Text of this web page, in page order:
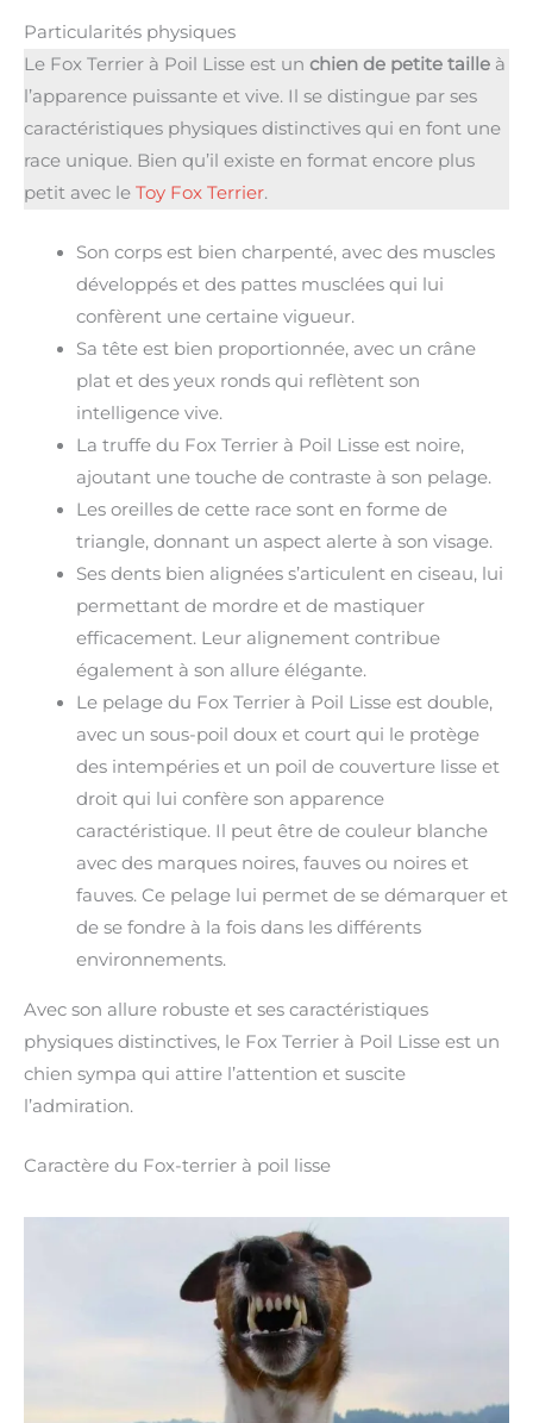
Particularités physiques
Le Fox Terrier à Poil Lisse est un chien de petite taille à
l’apparence puissante et vive. Il se distingue par ses
caractéristiques physiques distinctives qui en font une
race unique. Bien qu’il existe en format encore plus
petit avec le Toy Fox Terrier.
Son corps est bien charpenté, avec des muscles
développés et des pattes musclées qui lui
confèrent une certaine vigueur.
Sa tête est bien proportionnée, avec un crâne
plat et des yeux ronds qui reflètent son
intelligence vive.
La truffe du Fox Terrier à Poil Lisse est noire,
ajoutant une touche de contraste à son pelage.
Les oreilles de cette race sont en forme de
triangle, donnant un aspect alerte à son visage.
Ses dents bien alignées s’articulent en ciseau, lui
permettant de mordre et de mastiquer
efficacement. Leur alignement contribue
également à son allure élégante.
Le pelage du Fox Terrier à Poil Lisse est double,
avec un sous-poil doux et court qui le protège
des intempéries et un poil de couverture lisse et
droit qui lui confère son apparence
caractéristique. Il peut être de couleur blanche
avec des marques noires, fauves ou noires et
fauves. Ce pelage lui permet de se démarquer et
de se fondre à la fois dans les différents
environnements.
Avec son allure robuste et ses caractéristiques
physiques distinctives, le Fox Terrier à Poil Lisse est un
chien sympa qui attire l’attention et suscite
l’admiration.
Caractère du Fox-terrier à poil lisse